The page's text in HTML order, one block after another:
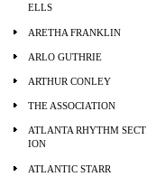
ELLS
ARETHA FRANKLIN
ARLO GUTHRIE
ARTHUR CONLEY
THE ASSOCIATION
ATLANTA RHYTHM SECT
ION
ATLANTIC STARR